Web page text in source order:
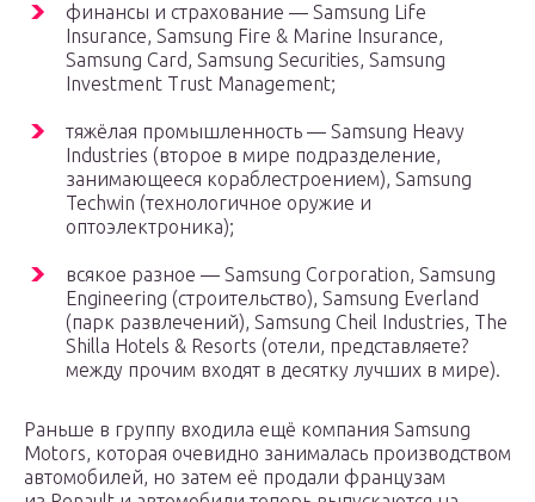
финансы и страхование — Samsung Life
Insurance, Samsung Fire & Marine Insurance,
Samsung Card, Samsung Securities, Samsung
Investment Trust Management;
тяжёлая промышленность — Samsung Heavy
Industries (второе в мире подразделение,
занимающееся кораблестроением), Samsung
Techwin (технологичное оружие и
оптоэлектроника);
всякое разное — Samsung Corporation, Samsung
Engineering (строительство), Samsung Everland
(парк развлечений), Samsung Cheil Industries, The
Shilla Hotels & Resorts (отели, представляете?
между прочим входят в десятку лучших в мире).
Раньше в группу входила ещё компания Samsung
Motors, которая очевидно занималась производством
автомобилей, но затем её продали французам